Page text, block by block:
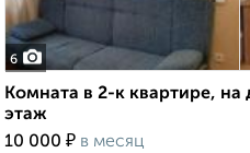
6
Комната в 2-к квартире,
этаж
10 000 ₽ в месяц